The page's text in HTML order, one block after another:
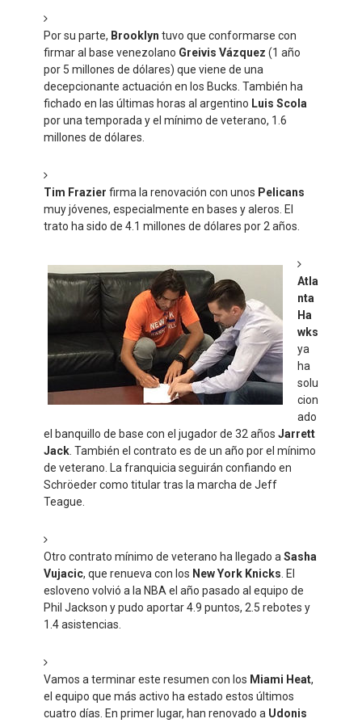
Por su parte, Brooklyn tuvo que conformarse con
firmar al base venezolano Greivis Vázquez (1 año
por 5 millones de dólares) que viene de una
decepcionante actuación en los Bucks. También ha
fichado en las últimas horas al argentino Luis Scola
por una temporada y el mínimo de veterano, 1.6
millones de dólares.
Tim Frazier firma la renovación con unos Pelicans
muy jóvenes, especialmente en bases y aleros. El
trato ha sido de 4.1 millones de dólares por 2 años.
Atla
nta
Ha
wks
ya
ha
solu
cion
ado
el banquillo de base con el jugador de 32 años Jarrett
Jack. También el contrato es de un año por el mínimo
de veterano. La franquicia seguirán confiando en
Schröeder como titular tras la marcha de Jeff
Teague.
Otro contrato mínimo de veterano ha llegado a Sasha
Vujacic, que renueva con los New York Knicks . El
esloveno volvió a la NBA el año pasado al equipo de
Phil Jackson y pudo aportar 4.9 puntos, 2.5 rebotes y
1.4 asistencias.
Vamos a terminar este resumen con los Miami Heat,
el equipo que más activo ha estado estos últimos
cuatro días. En primer lugar, han renovado a Udonis